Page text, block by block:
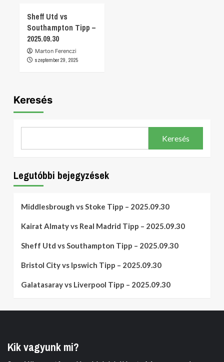
Sheff Utd vs
Southampton Tipp –
2025.09.30
Marton Ferenczi
szeptember 29, 2025
Keresés
Keresés
Legutóbbi bejegyzések
Middlesbrough vs Stoke Tipp – 2025.09.30
Kairat Almaty vs Real Madrid Tipp – 2025.09.30
Sheff Utd vs Southampton Tipp – 2025.09.30
Bristol City vs Ipswich Tipp – 2025.09.30
Galatasaray vs Liverpool Tipp – 2025.09.30
Kik vagyunk mi?